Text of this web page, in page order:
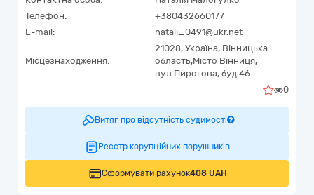
Телефон:
+380432660177
E-mail:
natali_0491@ukr.net
Місцезнаходження:
21028, Україна, Вінницька
область,Місто Вінниця,
вул.Пирогова, буд.46
0
Витяг про відсутність судимості
Реєстр корупційних порушників
Сформувати рахунок408 UAH